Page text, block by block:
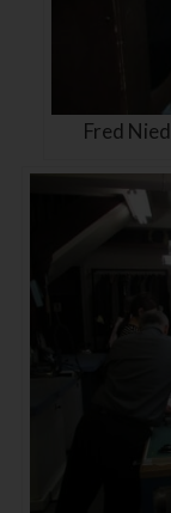
Fred